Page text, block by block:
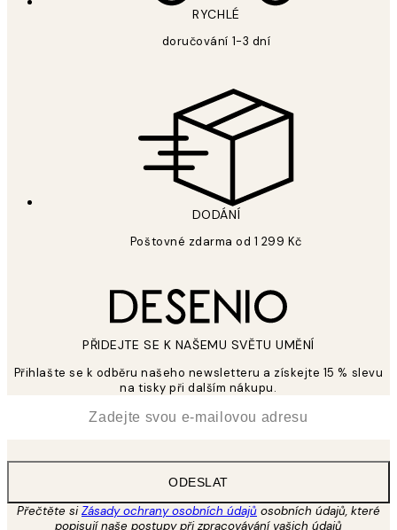
RYCHLÉ
doručování 1-3 dní
DODÁNÍ
Poštovné zdarma od 1 299 Kč
PŘIDEJTE SE K NAŠEMU SVĚTU UMĚNÍ
Přihlašte se k odběru našeho newsletteru a získejte 15 % slevu
na tisky při dalším nákupu.
ODESLAT
Přečtěte siZásady ochrany osobních údajů osobních údajů, které
popisují naše postupy při zpracovávání vašich údajů